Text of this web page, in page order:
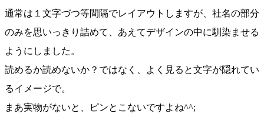
通常は１文字づつ等間隔でレイアウトしますが、社名の部分
のみを思いっきり詰めて、あえてデザインの中に馴染ませる
ようにしました。
読めるか読めないか？ではなく、よく見ると文字が隠れてい
るイメージで。
まあ実物がないと、ピンとこないですよね^^;